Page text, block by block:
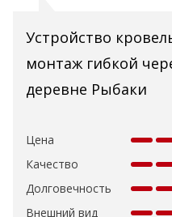
Устройство
монтаж гибкой
деревне Рыбаки
Цена
Качество
Долговечность
Внешний вид